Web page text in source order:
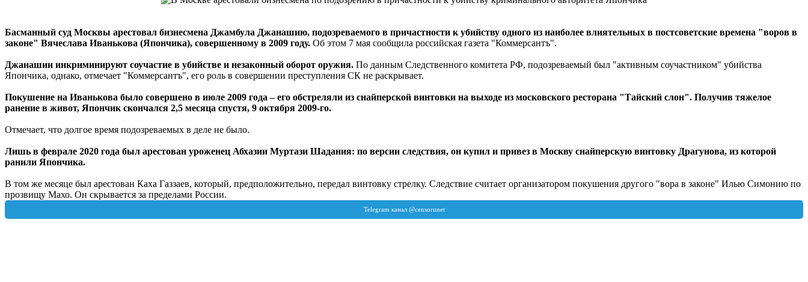
Басманный суд Москвы арестовал бизнесмена Джамбула Джанашию, подозреваемого в причастности к убийству одного из наиболее влиятельных в постсоветские времена "воров в
законе" Вячеслава Иванькова (Япончика), совершенному в 2009 году. Об этом 7 мая сообщила российская газета "Коммерсантъ".
Джанашии инкриминируют соучастие в убийстве и незаконный оборот оружия. По данным Следственного комитета РФ, подозреваемый был "активным соучастником" убийства
Япончика, однако, отмечает "Коммерсантъ", его роль в совершении преступления СК не раскрывает.
Покушение на Иванькова было совершено в июле 2009 года – его обстреляли из снайперской винтовки на выходе из московского ресторана "Тайский слон". Получив тяжелое
ранение в живот, Япончик скончался 2,5 месяца спустя, 9 октября 2009-го.
Отмечает, что долгое время подозреваемых в деле не было.
Лишь в феврале 2020 года был арестован уроженец Абхазии Муртази Шадания: по версии следствия, он купил и привез в Москву снайперскую винтовку Драгунова, из которой
ранили Япончика.
В том же месяце был арестован Каха Газзаев, который, предположительно, передал винтовку стрелку. Следствие считает организатором покушения другого "вора в законе" Илью Симонию по
прозвищу Махо. Он скрывается за пределами России.